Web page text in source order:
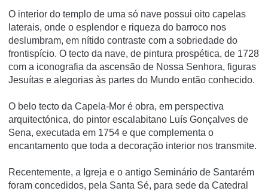
O interior do templo de uma só nave possui oito capelas
laterais, onde o esplendor e riqueza do barroco nos
deslumbram, em nítido contraste com a sobriedade do
frontispício. O tecto da nave, de pintura prospética, de 1728
com a iconografia da ascensão de Nossa Senhora, figuras
Jesuítas e alegorias às partes do Mundo então conhecido.
O belo tecto da Capela-Mor é obra, em perspectiva
arquitectónica, do pintor escalabitano Luís Gonçalves de
Sena, executada em 1754 e que complementa o
encantamento que toda a decoração interior nos transmite.
Recentemente, a Igreja e o antigo Seminário de Santarém
foram concedidos, pela Santa Sé, para sede da Catedral